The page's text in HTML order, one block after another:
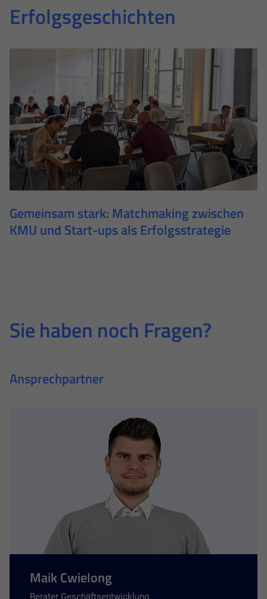
Erfolgsgeschichten
Gemeinsam stark: Matchmaking zwischen
KMU und Start-ups als Erfolgsstrategie
Sie haben noch Fragen?
Ansprechpartner
Maik Cwielong
Berater Geschäftsentwicklung
Impressum Datenschutz